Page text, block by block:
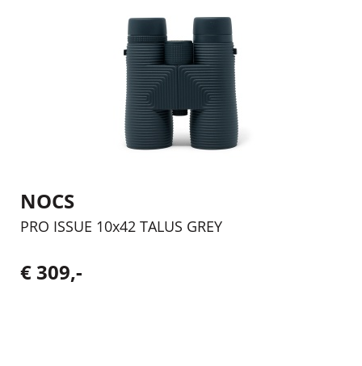
NOCS
PRO ISSUE 10x42 TALUS GREY
€ 309,-